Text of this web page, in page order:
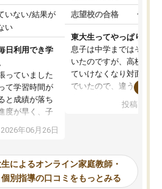
いない/結果が
い
日利用でき学
っていました
て学習時間が
と成績が落ち
度が早く、子
すると嫌な反
にお願いして
心です。毎日
、わからない
答してくれる
年06月26日
志望校の合格 合格
東大生ってやっぱりすご
息子は中学まではそこそ
いたのですが、高校に入
ていけなくなり対面の塾
でいたので、違うアプロ
で、当初は模試でD判定
自習室が毎日使えていつ
るのが心強かったよう
謝です。
投稿日：
によるオンライン家庭教師・
個別指導の口コミをもっとみる